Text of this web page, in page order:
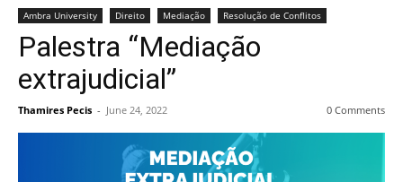
Ambra University Direito Mediação Resolução de Conflitos
Palestra “Mediação
extrajudicial”
Thamires Pecis - June 24, 2022 0 Comments